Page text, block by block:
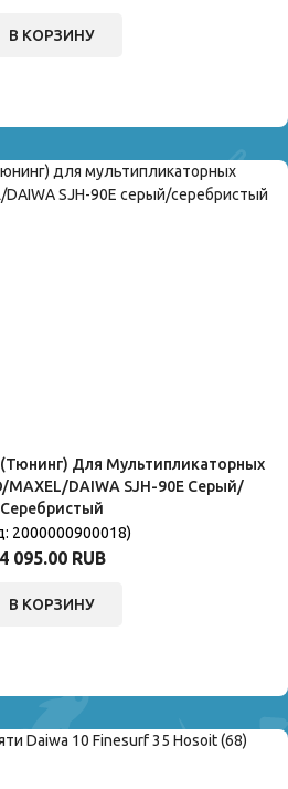
В КОРЗИНУ
Для Мультипликаторных
MAXEL/DAIWA SJH-90E Серый/
Серебристый
2000000900018)
4 095.00 RUB
В КОРЗИНУ